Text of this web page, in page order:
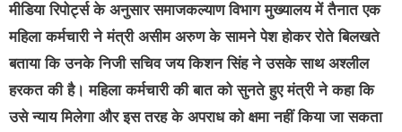
मीडिया रिपोर्ट्स के अनुसार समाजकल्याण विभाग मुख्यालय में तैनात एक
महिला कर्मचारी ने मंत्री असीम अरुण के सामने पेश होकर रोते बिलखते
बताया कि उनके निजी सचिव जय किशन सिंह ने उसके साथ अश्लील
हरकत की है। महिला कर्मचारी की बात को सुनते हुए मंत्री ने कहा कि
उसे न्याय मिलेगा और इस तरह के अपराध को क्षमा नहीं किया जा सकता